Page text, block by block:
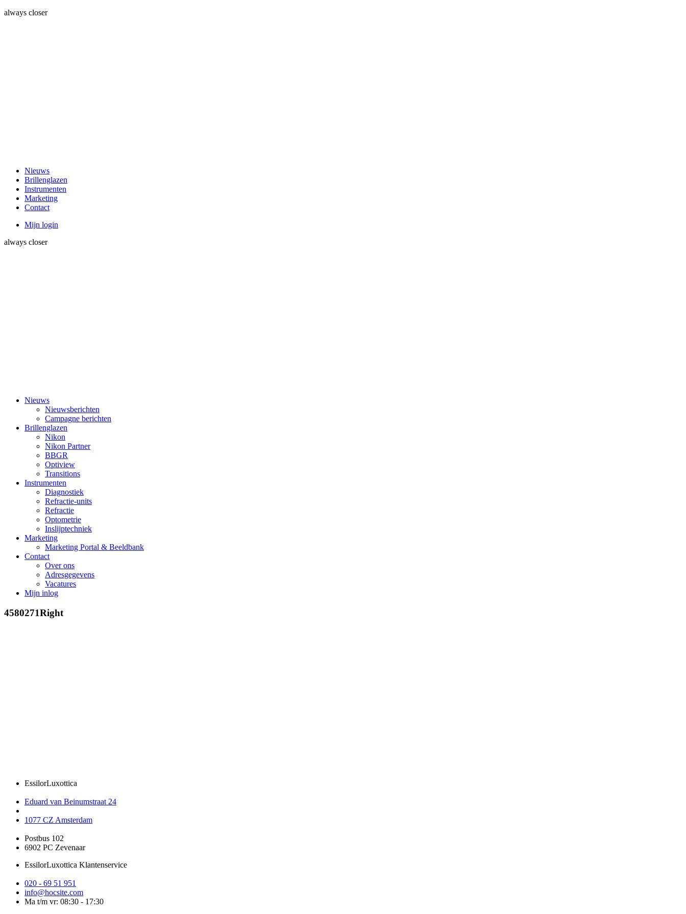
always closer
Nieuws
Brillenglazen
Instrumenten
Marketing
Contact
Mijn login
always closer
Nieuws
Nieuwsberichten
Campagne berichten
Brillenglazen
Nikon
Nikon Partner
BBGR
Optiview
Transitions
Instrumenten
Diagnostiek
Refractie-units
Refractie
Optometrie
Inslijptechniek
Marketing
Marketing Portal & Beeldbank
Contact
Over ons
Adresgegevens
Vacatures
Mijn inlog
4580271Right
EssilorLuxottica
Eduard van Beinumstraat 24
1077 CZ Amsterdam
Postbus 102
6902 PC Zevenaar
EssilorLuxottica Klantenservice
020 - 69 51 951
info@hocsite.com
Ma t/m vr: 08:30 - 17:30